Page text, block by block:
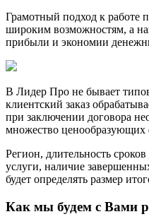
Грамотный подход к работе
широким возможностям, а
прибыли и экономии
В Лидер Про не бывает
клиентский заказ
при заключении договора
множество ценообразующих
Регион, длительность
услуги, наличие
будет определять размер
Как мы будем с Вами